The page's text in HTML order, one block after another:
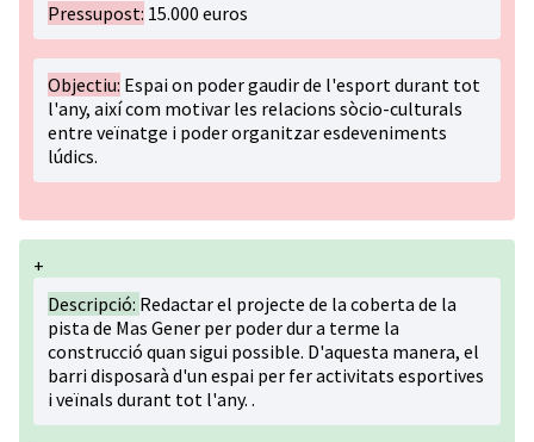
Pressupost: 15.000 euros
Objectiu: Espai on poder gaudir de l'esport durant tot
l'any, així com motivar les relacions sòcio-culturals
entre veïnatge i poder organitzar esdeveniments
lúdics.
+
Descripció: Redactar el projecte de la coberta de la
pista de Mas Gener per poder dur a terme la
construcció quan sigui possible. D'aquesta manera, el
barri disposarà d'un espai per fer activitats esportives
i veïnals durant tot l'any. .